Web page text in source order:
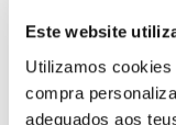
Este website
Utilizamos cookies
compra
adequados aos
Como aplicar
Espalhar no cabelo
creme equivalente ao
textura e o